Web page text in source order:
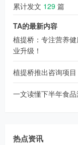
累计发文 129 篇
TA的最新内容
植提桥：专注营养
业升级！
植提桥推出咨询项目
一文读懂下半年食
热点资讯